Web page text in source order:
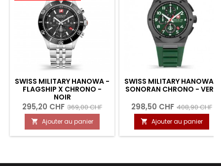
SWISS MILITARY HANOWA -
FLAGSHIP X CHRONO -
NOIR
295,20 CHF 369,00 CHF
 Ajouter au panier
SWISS MILITARY HANOWA -
SONORAN CHRONO - VERT
298,50 CHF 408,90 CHF
 Ajouter au panier